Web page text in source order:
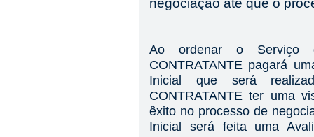
negociação até que o
Ao ordenar o Serviço
CONTRATANTE pagará
Inicial que será
CONTRATANTE ter uma
êxito no processo de
Inicial será feita uma